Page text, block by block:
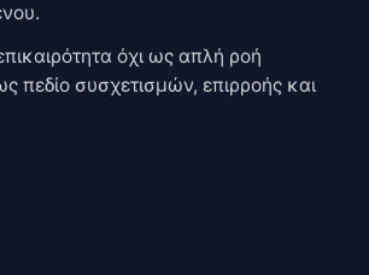
όχι ως απλή ροή
πεδίο συσχετισμών, επιρροής και